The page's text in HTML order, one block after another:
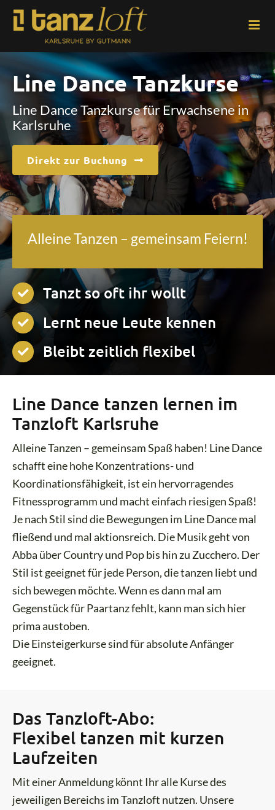
Zum
Inhalt
Line Dance Tanzkurse
Line Dance Tanzkurse für Erwachsene in
Karlsruhe
Direkt zur Buchung
Alleine Tanzen – gemeinsam Feiern!
Tanzt so oft ihr wollt
Lernt neue Leute kennen
Bleibt zeitlich flexibel
Line Dance tanzen lernen im
Tanzloft Karlsruhe
Alleine Tanzen – gemeinsam Spaß haben! Line Dance
schafft eine hohe Konzentrations- und
Koordinationsfähigkeit, ist ein hervorragendes
Fitnessprogramm und macht einfach riesigen Spaß!
Je nach Stil sind die Bewegungen im Line Dance mal
fließend und mal aktionsreich. Die Musik geht von
Abba über Country und Pop bis hin zu Zucchero. Der
Stil ist geeignet für jede Person, die tanzen liebt und
sich bewegen möchte. Wenn es dann mal am
Gegenstück für Paartanz fehlt, kann man sich hier
prima austoben.
Die Einsteigerkurse sind für absolute Anfänger
geeignet.
Das Tanzloft-Abo:
Flexibel tanzen mit kurzen
Laufzeiten
Mit einer Anmeldung könnt Ihr alle Kurse des
jeweiligen Bereichs im Tanzloft nutzen. Unsere